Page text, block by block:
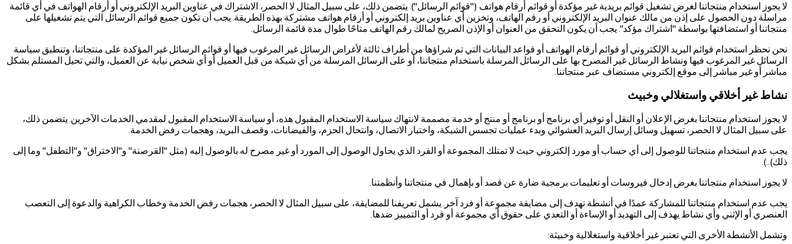
لا يجوز استخدام منتجاتنا لغرض تشغيل قوائم بريدية غير مؤكدة أو قوائم أرقام هواتف ("قوائم الرسائل"). يتضمن ذلك، على سبيل المثال لا الحصر، الاشتراك في عناوين البريد الإلكتروني أو أرقام الهواتف في أي قائمة
مراسلة دون الحصول على إذن من مالك عنوان البريد الإلكتروني أو رقم الهاتف، وتخزين أي عناوين بريد إلكتروني أو أرقام هواتف مشتركة بهذه الطريقة. يجب أن تكون جميع قوائم الرسائل التي يتم تشغيلها على
منتجاتنا أو استضافتها بواسطة "اشتراك مؤكد". يجب أن يكون التحقق من العنوان أو الإذن الصريح لمالك رقم الهاتف متاحًا طوال مدة قائمة الرسائل.
نحن نحظر استخدام قوائم البريد الإلكتروني أو قوائم أرقام الهواتف أو قواعد البيانات التي تم شراؤها من أطراف ثالثة لأغراض الرسائل غير المرغوب فيها أو قوائم الرسائل غير المؤكدة على منتجاتنا، وتنطبق سياسة
الرسائل غير المرغوب فيها ونشاط الرسائل غير المصرح بها على الرسائل المرسلة باستخدام منتجاتنا، أو على الرسائل المرسلة من أي شبكة من قبل العميل أو أي شخص نيابة عن العميل، والتي تحيل المستلم بشكل
مباشر أو غير مباشر إلى موقع إلكتروني مستضاف عبر منتجاتنا.
نشاط غير أخلاقي واستغلالي وخبيث
لا يجوز استخدام منتجاتنا بغرض الإعلان أو النقل أو توفير أي برنامج أو برنامج أو منتج أو خدمة مصممة لانتهاك سياسة الاستخدام المقبول هذه، أو سياسة الاستخدام المقبول لمقدمي الخدمات الآخرين. يتضمن ذلك،
على سبيل المثال لا الحصر، تسهيل وسائل إرسال البريد العشوائي وبدء عمليات تجسس الشبكة، واختبار الاتصال، وانتحال الحزم، والفيضانات، وقصف البريد، وهجمات رفض الخدمة.
يجب عدم استخدام منتجاتنا للوصول إلى أي حساب أو مورد إلكتروني حيث لا تمتلك المجموعة أو الفرد الذي يحاول الوصول إلى المورد أو غير مصرح له بالوصول إليه (مثل "القرصنة" و"الاختراق" و"التطفل" وما إلى
ذلك)..).
لا يجوز استخدام منتجاتنا بغرض إدخال فيروسات أو تعليمات برمجية ضارة عن قصد أو بإهمال في منتجاتنا وأنظمتنا.
يجب عدم استخدام منتجاتنا للمشاركة عمدًا في أنشطة تهدف إلى مضايقة مجموعة أو فرد آخر. يشمل تعريفنا للمضايقة، على سبيل المثال لا الحصر، هجمات رفض الخدمة وخطاب الكراهية والدعوة إلى التعصب
العنصري أو الإثني وأي نشاط يهدف إلى التهديد أو الإساءة أو التعدي على حقوق أي مجموعة أو فرد أو التمييز ضدها.
وتشمل الأنشطة الأخرى التي تعتبر غير أخلاقية واستغلالية وخبيثة: